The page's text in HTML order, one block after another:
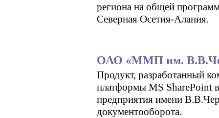
региона на общей
Северная Осетия-Алания.
ОАО «ММП им.
Продукт, разработанный
платформы MS SharePoint
предприятия имени
документооборота.